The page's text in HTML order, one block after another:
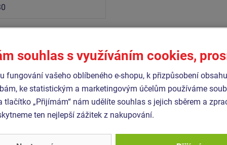
Podobnézboží
136
prvek SM126-136
Produkt - SM101-102
Fitness prvek SM101-102
souhlas s využíváním cookies,
fungování vašeho oblíbeného e-shopu, k přizpůsobení
ke statistickým a marketingovým účelům používáme
tlačítko „Přijímám“ nám udělíte souhlas s jejich sběrem a
ten nejlepší zážitek z nakupování.